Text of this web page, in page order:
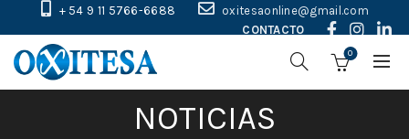
+ 54 9 11 5766-6688
oxitesaonline@gmail.com
CONTACTO
0
NOTICIAS